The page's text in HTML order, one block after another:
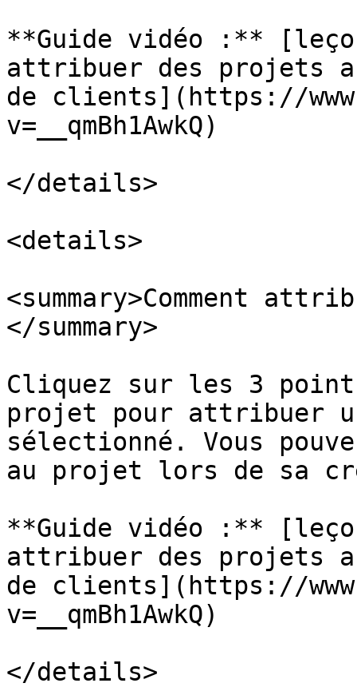
**Guide vidéo :**
attribuer des projets
de clients](https://
v=__qmBh1AwkQ)
</details>
<details>
<summary>Comment
</summary>
Cliquez sur les 3
projet pour attribuer
sélectionné. Vous
au projet lors de sa
**Guide vidéo :**
attribuer des projets
de clients](https://
v=__qmBh1AwkQ)
</details>